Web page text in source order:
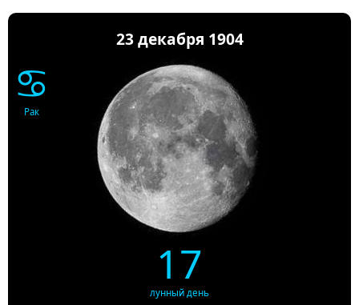
23 декабря 1904
♋
Рак
17
лунный день